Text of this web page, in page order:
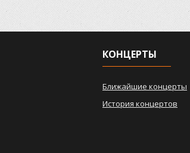
КОНЦЕРТЫ
Ближайшие концерты
История концертов